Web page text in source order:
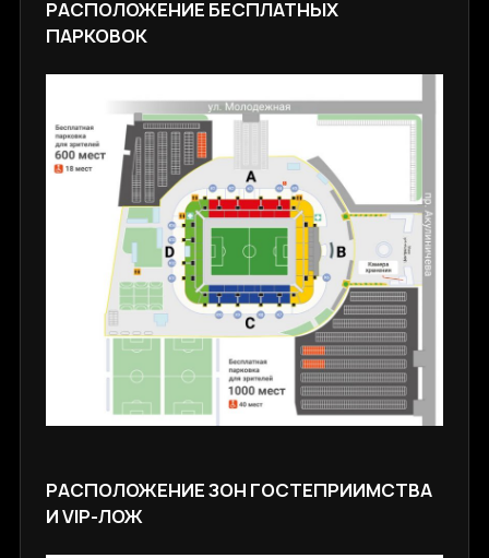
РАСПОЛОЖЕНИЕ БЕСПЛАТНЫХ
ПАРКОВОК
РАСПОЛОЖЕНИЕ ЗОН ГОСТЕПРИИМСТВА
И VIP-ЛОЖ